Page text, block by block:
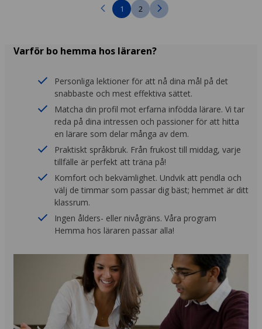
1 2
Varför bo hemma hos läraren?
Personliga lektioner för att nå dina mål på det
snabbaste och mest effektiva sättet.
Matcha din profil mot erfarna infödda lärare. Vi tar
reda på dina intressen och passioner för att hitta
en lärare som delar många av dem.
Praktiskt språkbruk. Från frukost till middag, varje
tillfälle är perfekt att träna på!
Komfort och bekvämlighet. Undvik att pendla och
välj de timmar som passar dig bäst; hemmet är ditt
klassrum.
Ingen ålders- eller nivågräns. Våra program
Hemma hos läraren passar alla!